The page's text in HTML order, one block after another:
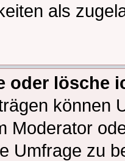
als
oder lösche
können
Moderator
Umfrage zu